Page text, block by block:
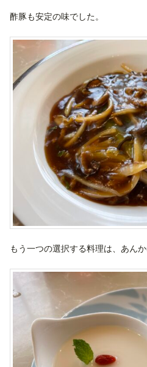
酢豚も安定の味でした。
もう一つの選択する料理は、あんか